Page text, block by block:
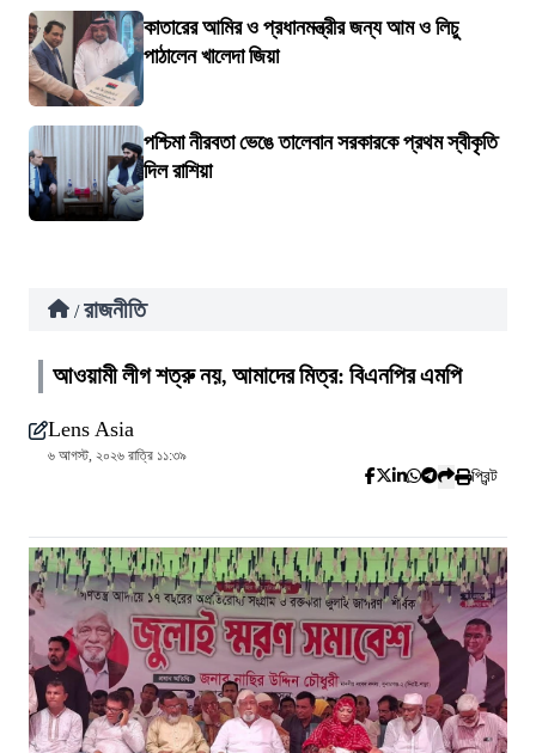
কাতারের আমির ও প্রধানমন্ত্রীর জন্য আম ও লিচু
পাঠালেন খালেদা জিয়া
পশ্চিমা নীরবতা ভেঙে তালেবান সরকারকে প্রথম স্বীকৃতি
দিল রাশিয়া
/ রাজনীতি
আওয়ামী লীগ শত্রু নয়, আমাদের মিত্র: বিএনপির এমপি
Lens Asia
৬ আগস্ট, ২০২৬ রাত্রি ১১:৩৯
প্রিন্ট